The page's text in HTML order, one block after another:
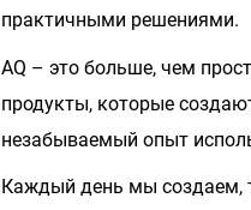
практичными решениями.
AQ – это больше, чем
продукты, которые
незабываемый опыт
Каждый день мы создаем,